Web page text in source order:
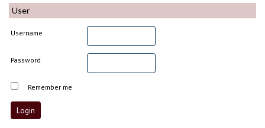
User
Username
Password
Remember me